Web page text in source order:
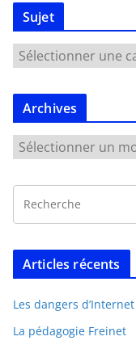
Sujet
Archives
Articles récents
Les dangers
La pédagogie Freinet